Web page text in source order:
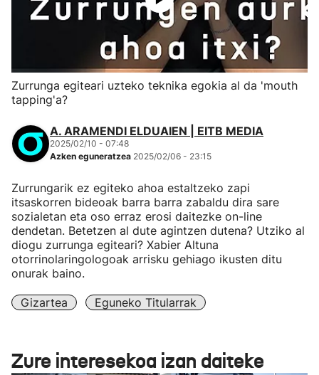
Zurrunga egiteari uzteko teknika egokia al da 'mouth
tapping'a?
A. ARAMENDI ELDUAIEN | EITB MEDIA
2025/02/10 - 07:48
Azken eguneratzea 2025/02/06 - 23:15
Zurrungarik ez egiteko ahoa estaltzeko zapi
itsaskorren bideoak barra barra zabaldu dira sare
sozialetan eta oso erraz erosi daitezke on-line
dendetan. Betetzen al dute agintzen dutena? Utziko al
diogu zurrunga egiteari? Xabier Altuna
otorrinolaringologoak arrisku gehiago ikusten ditu
onurak baino.
Gizartea Eguneko Titularrak
Zure interesekoa izan daiteke